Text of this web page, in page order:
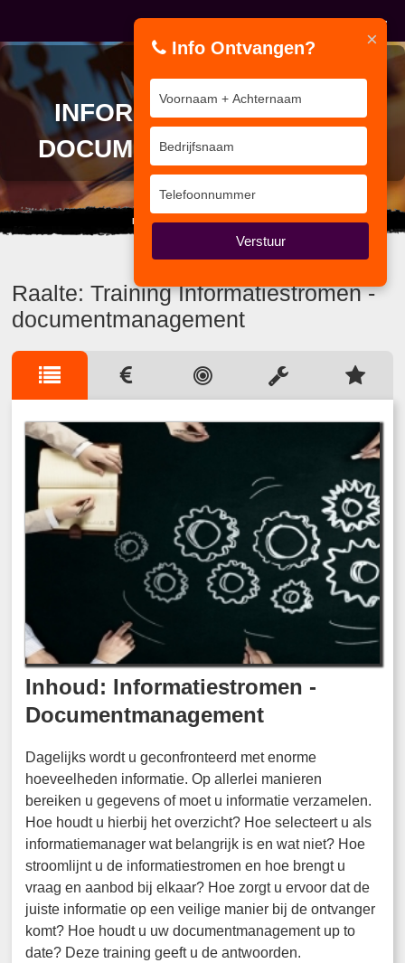
TRAINING
INFORMATIESTROMEN -
DOCUMENTMANAGEMENT
Echt respect moet je verdienen.
Raalte: Training Informatiestromen -
documentmanagement
Inhoud: Informatiestromen -
Documentmanagement
Dagelijks wordt u geconfronteerd met enorme
hoeveelheden informatie. Op allerlei manieren
bereiken u gegevens of moet u informatie verzamelen.
Hoe houdt u hierbij het overzicht? Hoe selecteert u als
informatiemanager wat belangrijk is en wat niet? Hoe
stroomlijnt u de informatiestromen en hoe brengt u
vraag en aanbod bij elkaar? Hoe zorgt u ervoor dat de
juiste informatie op een veilige manier bij de ontvanger
komt? Hoe houdt u uw documentmanagement up to
date? Deze training geeft u de antwoorden.
×
Info Ontvangen?
Verstuur